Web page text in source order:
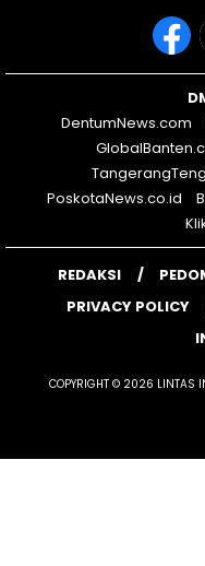
DentumNews.com
PoskotaNews.co.id
REDAKSI
PRIVACY POLICY
COPYRIGHT © 2026 LINTAS